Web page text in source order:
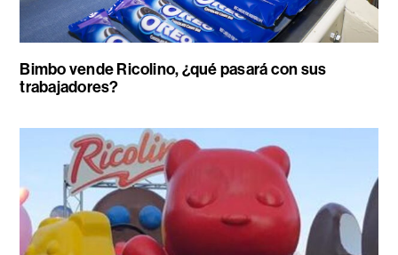
Bimbo vende Ricolino, ¿qué pasará con sus
trabajadores?